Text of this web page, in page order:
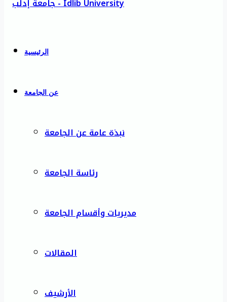
الرئيسية
عن الجامعة
نبذة عامة عن الجامعة
رئاسة الجامعة
مديريات وأقسام الجامعة
المقالات
الأرشيف